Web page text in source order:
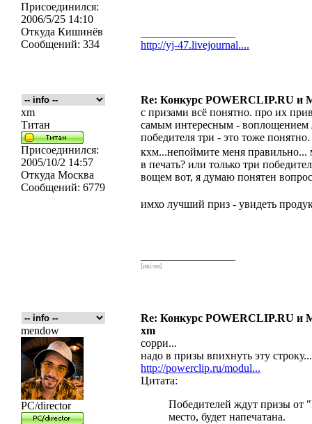
Присоединился:
2006/5/25 14:10
Откуда Кишинёв
Сообщений: 334
http://yj-47.livejournal....
Re: Конкурс POWERCLIP.RU и
xm
Титан
Присоединился:
2005/10/2 14:57
Откуда Москва
Сообщений: 6779
с призами всё понятно. про их
самым интересным - воплощением
победителя три - это тоже
кхм...непоймите меня
в печать? или только три
вощем вот, я думаю понятен
имхо лучший приз - увидеть
[икс́эм]
Re: Конкурс POWERCLIP.RU и
mendow
PC/director
xm
сорри...
надо в призы впихнуть эту строку...
http://powerclip.ru/modul...
Цитата:
Победителей ждут призы от
место, будет напечатана.